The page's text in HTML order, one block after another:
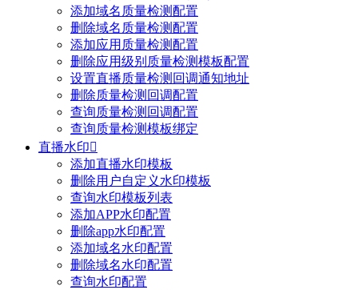
添加域名质量检测配置
删除域名质量检测配置
添加应用质量检测配置
删除应用级别质量检测模板配置
设置直播质量检测回调通知地址
删除质量检测回调配置
查询质量检测回调配置
查询质量检测模板绑定
直播水印
添加直播水印模板
删除用户自定义水印模板
查询水印模板列表
添加APP水印配置
删除app水印配置
添加域名水印配置
删除域名水印配置
查询水印配置